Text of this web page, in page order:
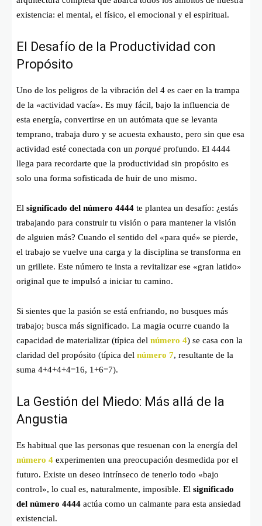
existencia: el mental, el físico, el emocional y el espiritual.
El Desafío de la Productividad con
Propósito
Uno de los peligros de la vibración del 4 es caer en la trampa
de la «actividad vacía». Es muy fácil, bajo la influencia de
esta energía, convertirse en un autómata que se levanta
temprano, trabaja duro y se acuesta exhausto, pero sin que esa
actividad esté conectada con un porqué profundo. El 4444
llega para recordarte que la productividad sin propósito es
solo una forma sofisticada de huir de uno mismo.
El significado del número 4444 te plantea un desafío: ¿estás
trabajando para construir tu visión o para mantener la visión
de alguien más? Cuando el sentido del «para qué» se pierde,
el trabajo se vuelve una carga y la disciplina se transforma en
un grillete. Este número te insta a revitalizar ese «gran latido»
original que te impulsó a iniciar tu camino.
Si sientes que la pasión se está enfriando, no busques más
trabajo; busca más significado. La magia ocurre cuando la
capacidad de materializar (típica del número 4) se casa con la
claridad del propósito (típica del número 7, resultante de la
suma 4+4+4+4=16, 1+6=7).
La Gestión del Miedo: Más allá de la
Angustia
Es habitual que las personas que resuenan con la energía del
número 4 experimenten una preocupación desmedida por el
futuro. Existe un deseo intrínseco de tenerlo todo «bajo
control», lo cual es, naturalmente, imposible. El significado
del número 4444 actúa como un calmante para esta ansiedad
existencial.